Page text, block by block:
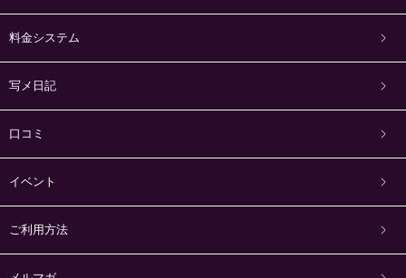
料金システム
写メ日記
口コミ
イベント
ご利用方法